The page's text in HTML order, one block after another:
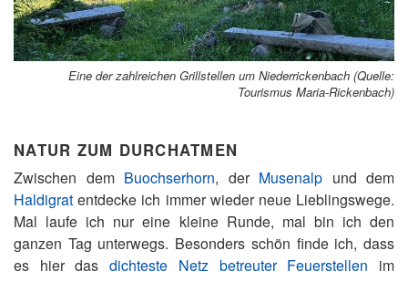
Eine der zahlreichen Grillstellen um Niederrickenbach (Quelle:
Tourismus Maria-Rickenbach)
NATUR ZUM DURCHATMEN
Zwischen dem Buochserhorn, der Musenalp und dem
Haldigrat entdecke ich immer wieder neue Lieblingswege.
Mal laufe ich nur eine kleine Runde, mal bin ich den
ganzen Tag unterwegs. Besonders schön finde ich, dass
es hier dasdichteste Netz betreuter Feuerstellen im